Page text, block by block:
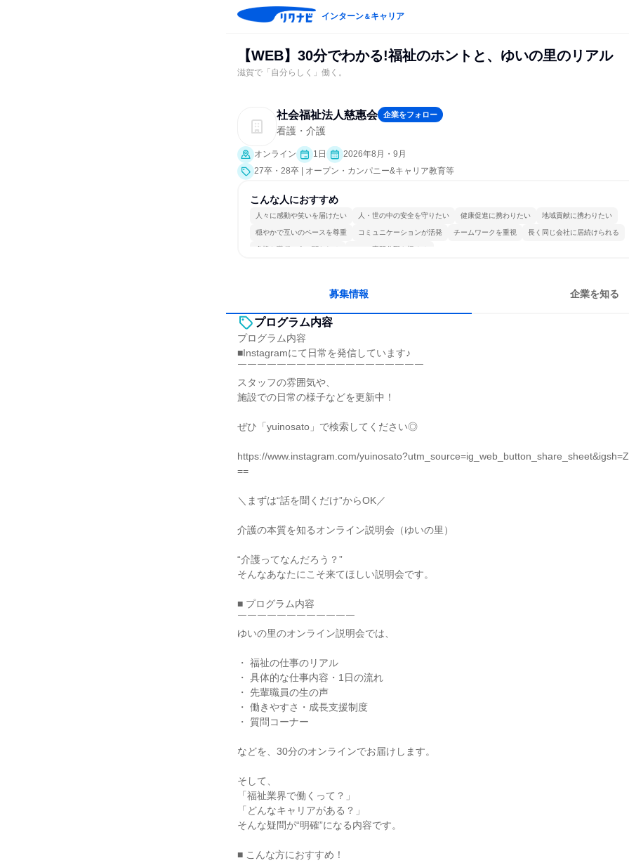
インターン＆キャリア
【WEB】30分でわかる!福祉のホントと、ゆいの里のリアル
滋賀で「自分らしく」働く。
社会福祉法人慈惠会 企業をフォロー
看護・介護
オンライン 1日
2026年8月・9月
27卒・28卒 | オープン・カンパニー&キャリア教育等
こんな人におすすめ
人々に感動や笑いを届けたい 人・世の中の安全を守りたい 健康促進に携わりたい 地域貢献に携わりたい
穏やかで互いのペースを尊重 コミュニケーションが活発 チームワークを重視 長く同じ会社に居続けられる
多様な職種の人と関われる 一つの専門分野を極める
募集情報 企業を知る
プログラム内容
プログラム内容
■Instagramにて日常を発信しています♪
￣￣￣￣￣￣￣￣￣￣￣￣￣￣￣￣￣￣￣
スタッフの雰囲気や、
施設での日常の様子などを更新中！
ぜひ「yuinosato」で検索してください◎
https://www.instagram.com/
==
＼まずは“話を聞くだけ”からOK／
介護の本質を知るオンライン説明会（ゆいの里）
“介護ってなんだろう？”
そんなあなたにこそ来てほしい説明会です。
■ プログラム内容
￣￣￣￣￣￣￣￣￣￣￣￣
ゆいの里のオンライン説明会では、
・ 福祉の仕事のリアル
・ 具体的な仕事内容・1日の流れ
・ 先輩職員の生の声
・ 働きやすさ・成長支援制度
・ 質問コーナー
などを、30分のオンラインでお届けします。
そして、
「福祉業界で働くって？」
「どんなキャリアがある？」
そんな疑問が“明確”になる内容です。
■ こんな方におすすめ！